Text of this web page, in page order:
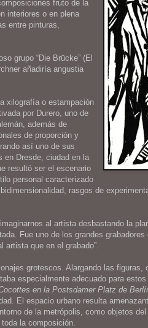
fruto de la
interiores o en plena
entre pinturas,
grupo “Die Brücke” (El
añadiría angustia
xilografía o estampación
por Durero, uno de
además de
de proporción y
así uno de sus
en Dresde, ciudad en la
resultó ser el escenario
personal caracterizado
rasgos de
al artista desbastando la
Fue uno de los grandes
que en el grabado”.
grotescos. Alargando las figuras,
especialmente adecuado para
en la Postsdamer Platz de
El espacio urbano resulta
de la metrópolis, como objetos
la composición.